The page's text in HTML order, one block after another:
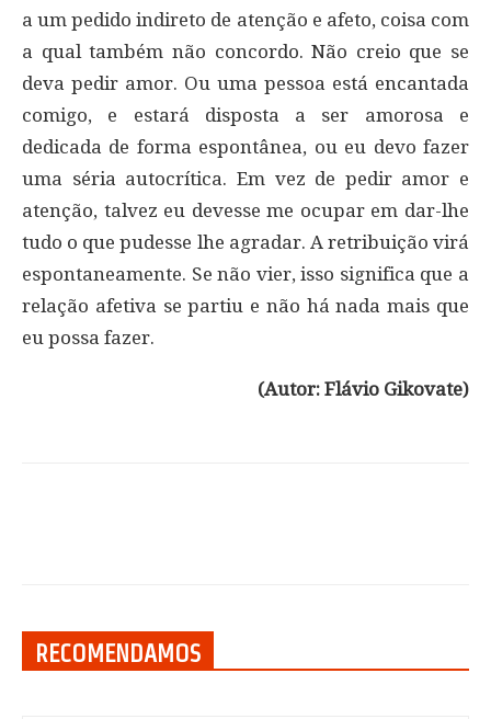
a um pedido indireto de atenção e afeto, coisa com
a qual também não concordo. Não creio que se
deva pedir amor. Ou uma pessoa está encantada
comigo, e estará disposta a ser amorosa e
dedicada de forma espontânea, ou eu devo fazer
uma séria autocrítica. Em vez de pedir amor e
atenção, talvez eu devesse me ocupar em dar-lhe
tudo o que pudesse lhe agradar. A retribuição virá
espontaneamente. Se não vier, isso significa que a
relação afetiva se partiu e não há nada mais que
eu possa fazer.
(Autor: Flávio Gikovate)
RECOMENDAMOS